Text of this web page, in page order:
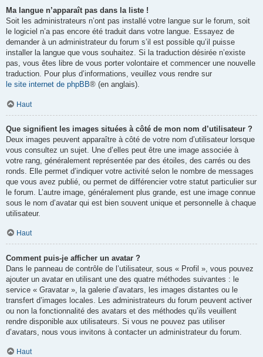
Ma langue n’apparaît pas dans la liste !
Soit les administrateurs n’ont pas installé votre langue sur le forum, soit
le logiciel n’a pas encore été traduit dans votre langue. Essayez de
demander à un administrateur du forum s’il est possible qu’il puisse
installer la langue que vous souhaitez. Si la traduction désirée n’existe
pas, vous êtes libre de vous porter volontaire et commencer une nouvelle
traduction. Pour plus d’informations, veuillez vous rendre sur
le site internet de phpBB® (en anglais).
Haut
Que signifient les images situées à côté de mon nom d’utilisateur ?
Deux images peuvent apparaître à côté de votre nom d’utilisateur lorsque
vous consultez un sujet. Une d’elles peut être une image associée à
votre rang, généralement représentée par des étoiles, des carrés ou des
ronds. Elle permet d’indiquer votre activité selon le nombre de messages
que vous avez publié, ou permet de différencier votre statut particulier sur
le forum. L’autre image, généralement plus grande, est une image connue
sous le nom d’avatar qui est bien souvent unique et personnelle à chaque
utilisateur.
Haut
Comment puis-je afficher un avatar ?
Dans le panneau de contrôle de l’utilisateur, sous « Profil », vous pouvez
ajouter un avatar en utilisant une des quatre méthodes suivantes : le
service « Gravatar », la galerie d’avatars, les images distantes ou le
transfert d’images locales. Les administrateurs du forum peuvent activer
ou non la fonctionnalité des avatars et des méthodes qu’ils veuillent
rendre disponible aux utilisateurs. Si vous ne pouvez pas utiliser
d’avatars, nous vous invitons à contacter un administrateur du forum.
Haut